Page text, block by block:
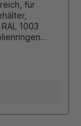
möglich!!!